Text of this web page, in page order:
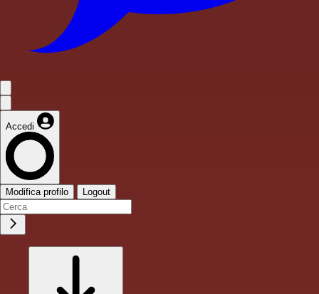
Accedi
Modifica profilo Logout